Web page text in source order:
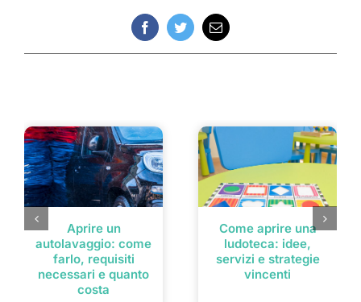
FacebookTwitterEmail
Aprire un
autolavaggio: come
farlo, requisiti
necessari e quanto
costa
Come aprire una
ludoteca: idee,
servizi e strategie
vincenti